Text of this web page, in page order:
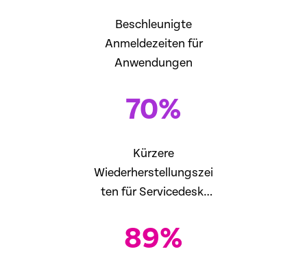
Beschleunigte
Anmeldezeiten für
Anwendungen
70%
Kürzere
Wiederherstellungszei
ten für Servicedesk-
89%